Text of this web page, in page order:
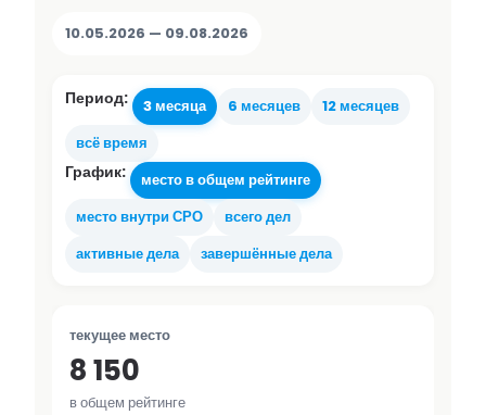
10.05.2026 — 09.08.2026
Период: 3 месяца 6 месяцев
12 месяцев
всё время
График:
место в общем рейтинге
место внутри СРО
всего дел
активные дела
завершённые дела
текущее место
8 150
в общем рейтинге